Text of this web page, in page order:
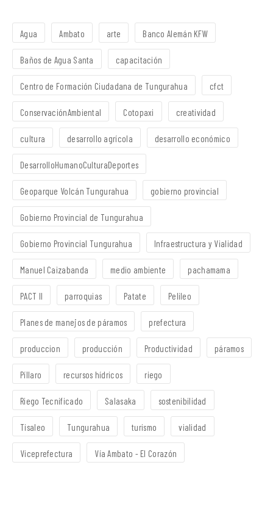
Agua Ambato arte Banco Alemán KFW
Baños de Agua Santa capacitación
Centro de Formación Ciudadana de Tungurahua cfct
ConservaciónAmbiental Cotopaxi creatividad
cultura desarrollo agrícola desarrollo económico
DesarrolloHumanoCulturaDeportes
Geoparque Volcán Tungurahua gobierno provincial
Gobierno Provincial de Tungurahua
Gobierno Provincial Tungurahua Infraestructura y Vialidad
Manuel Caizabanda medio ambiente pachamama
PACT II parroquias Patate Pelileo
Planes de manejos de páramos prefectura
produccion producción Productividad páramos
Píllaro recursos hídricos riego
Riego Tecnificado Salasaka sostenibilidad
Tisaleo Tungurahua turismo vialidad
Viceprefectura Vía Ambato - El Corazón